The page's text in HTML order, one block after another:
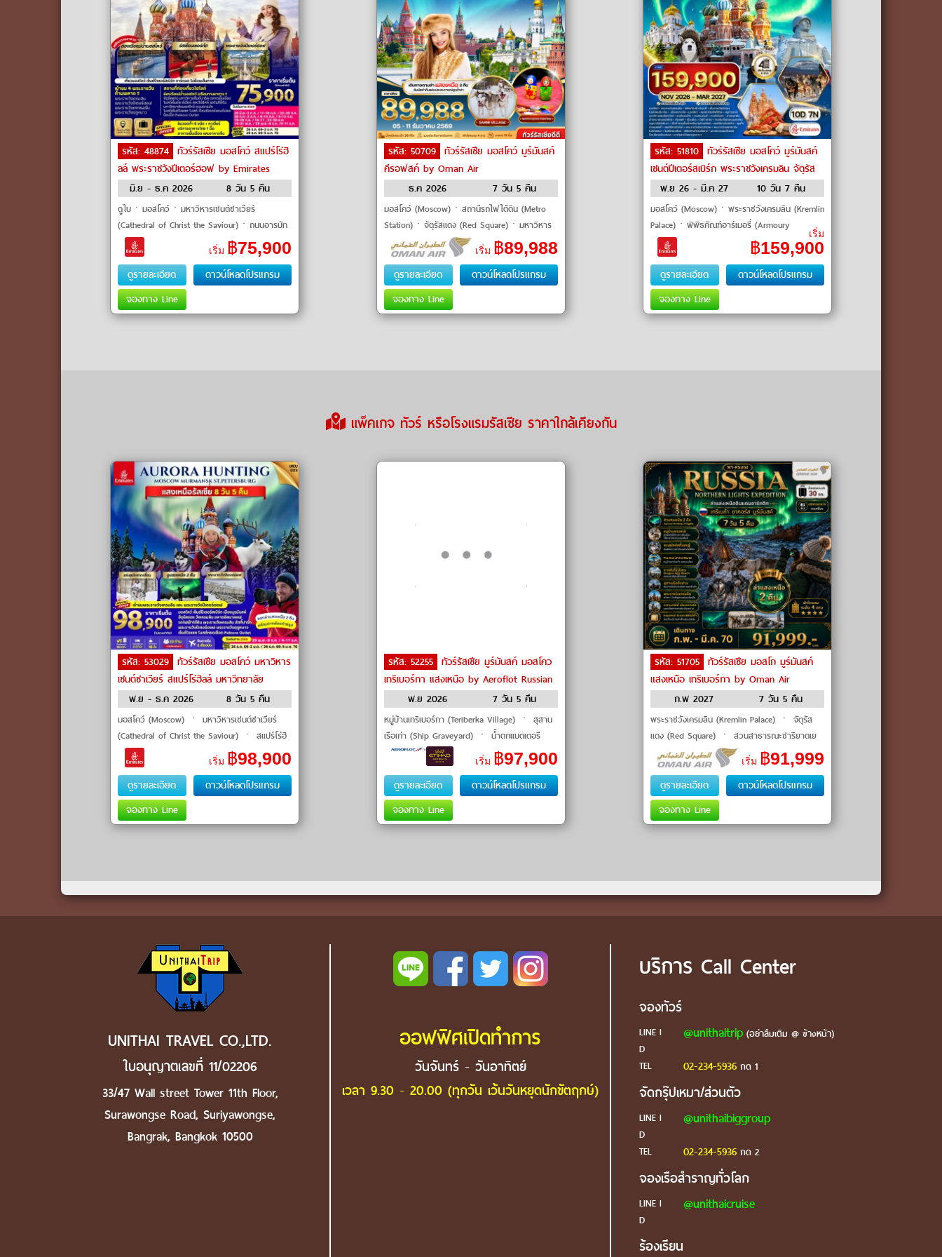
รหัส: 48874 ทัวร์รัสเซีย มอสโคว์ สแปร์โร่ฮิ
ลล์ พระราชวังปีเตอร์ฮอฟ by Emirates
มิ.ย - ธ.ค 2026
8 วัน 5 คืน
ดูไบㆍมอสโคว์ㆍมหาวิหารเซนต์ซาเวียร์
(Cathedral of Christ the Saviour)ㆍถนนอารบัท
(Arbat Street)ㆍสแปร์โร่ฮิลล์ (Sparrow Hills)ㆍ
มหาวิทยาลัยมอสโคว์ (Mo
เริ่ม ฿75,900
ดูรายละเอียด
ดาวน์โหลดโปรแกรม
จองทาง Line
รหัส: 50709 ทัวร์รัสเซีย มอสโคว์ มูร์มันสค์
คีรอฟสค์ by Oman Air
ธ.ค 2026
7 วัน 5 คืน
มอสโคว์ (Moscow)ㆍสถานีรถไฟใต้ดิน (Metro
Station)ㆍจัตุรัสแดง (Red Square)ㆍมหาวิหาร
เซนต์บาซิล (Saint Basil's Cathedral)ㆍพระรา
ชวังเครมลิน (Kremlin Palace)ㆍพิ
เริ่ม ฿89,988
ดูรายละเอียด
ดาวน์โหลดโปรแกรม
จองทาง Line
รหัส: 51810 ทัวร์รัสเซีย มอสโคว์ มูร์มันสค์
เซนต์ปีเตอร์สเบิร์ก พระราชวังเครมลิน จัตุรัส
แดง โบสถ์หยดเลือด by Emirates
พ.ย 26 - มี.ค 27 10 วัน 7 คืน
มอสโคว์ (Moscow)ㆍพระราชวังเครมลิน (Kremlin
Palace)ㆍพิพิธภัณฑ์อาร์เมอรี่ (Armoury
Chamber)ㆍจัตุรัสแดง (Red Square)ㆍวิหาร
เซนต์บาซิล (St. Basil's Cathedral)ㆍ
เริ่ม
฿159,900
ดูรายละเอียด
ดาวน์โหลดโปรแกรม
จองทาง Line
แพ็คเกจ ทัวร์ หรือโรงแรมรัสเซีย ราคาใกล้เคียงกัน
รหัส: 53029 ทัวร์รัสเซีย มอสโคว์ มหาวิหาร
เซนต์ซาเวียร์ สแปร์โร่ฮิลล์ มหาวิทยาลัย
มอสโคว์ จัตุรัสแดง by Emirates
พ.ย - ธ.ค 2026 8 วัน 5 คืน
มอสโคว์ (Moscow) ㆍ มหาวิหารเซนต์ซาเวียร์
(Cathedral of Christ the Saviour) ㆍ สแปร์โร่ฮิ
ลล์ (Sparrow Hills) ㆍ มหาวิทยาลัยมอสโคว์
(Moscow State University) ㆍ จัตุรั
เริ่ม ฿98,900
ดูรายละเอียด
ดาวน์โหลดโปรแกรม
จองทาง Line
รหัส: 52255 ทัวร์รัสเซีย มูร์มันสค์ มอสโคว
เทริเบอร์กา แสงเหนือ by Aeroflot Russian
Airlines, ETIHAD AIRWAYS
พ.ย 2026 7 วัน 5 คืน
หมู่บ้านเทริเบอร์กา (Teriberka Village) ㆍ สุสาน
เรือเก่า (Ship Graveyard) ㆍ น้ำตกแบตเตอรี
(Battery Waterfall) ㆍ ชายหาดหินมังกร
(Dragon Beach) ㆍ ฮัสกี้พาร์�
เริ่ม ฿97,900
ดูรายละเอียด
ดาวน์โหลดโปรแกรม
จองทาง Line
รหัส: 51705 ทัวร์รัสเซีย มอสโก มูร์มันสค์
แสงเหนือ เทริเบอร์กา by Oman Air
ก.พ 2027
7 วัน 5 คืน
พระราชวังเครมลิน (Kremlin Palace) ㆍ จัตุรัส
แดง (Red Square) ㆍ สวนสาธารณะซาริยาดเย
(Zaryadye Park) ㆍ ถนนอารบัต (Arbat Street)
ㆍ หมู่บ้านซามิ (Sami Village) ㆍ �
เริ่ม ฿91,999
ดูรายละเอียด
ดาวน์โหลดโปรแกรม
จองทาง Line
UNITHAI TRAVEL CO.,LTD.
ใบอนุญาตเลขที่ 11/02206
33/47 Wall street Tower 11th Floor,
Surawongse Road, Suriyawongse,
Bangrak, Bangkok 10500
ออฟฟิศเปิดทำการ
วันจันทร์ - วันอาทิตย์
เวลา 9.30 - 20.00 (ทุกวัน เว้นวันหยุดนักขัตฤกษ์)
บริการ Call Center
จองทัวร์
LINE I
D
@unithaitrip(อย่าลืมเติม @ ข้างหน้า)
TEL 02-234-5936กด 1
จัดกรุ๊ปเหมา/ส่วนตัว
LINE I
D
@unithaibiggroup
TEL 02-234-5936กด 2
จองเรือสำราญทั่วโลก
LINE I
D
@unithaicruise
ร้องเรียน